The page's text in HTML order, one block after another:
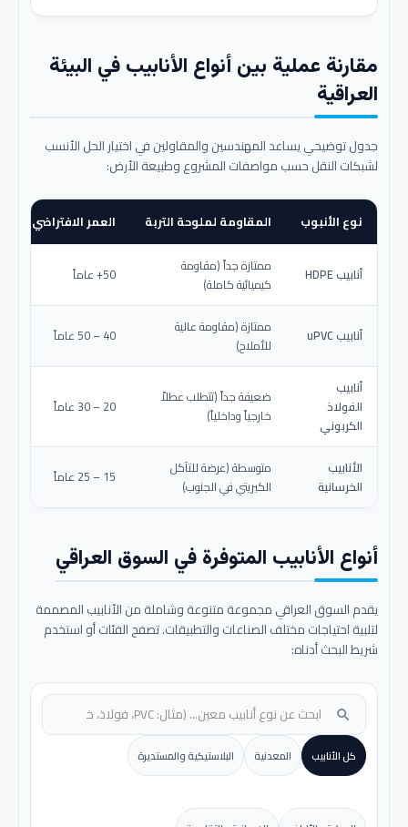
مقارنة عملية بين أنواع الأنابيب في البيئة
العراقية
جدول توضيحي يساعد المهندسين والمقاولين في اختيار الحل الأنسب
لشبكات النقل حسب مواصفات المشروع وطبيعة الأرض:
نوع الأنبوب المقاومة لملوحة التربة العمر الافتراضي
أنابيب HDPE
ممتازة جداً (مقاومة
كيميائية كاملة)
50+ عاماً
أنابيب uPVC
ممتازة (مقاومة عالية
للأملاح)
40 – 50 عاماً
أنابيب
الفولاذ
الكربوني
ضعيفة جداً (تتطلب عطلاً
خارجياً وداخلياً)
20 – 30 عاماً
الأنابيب
الخرسانية
متوسطة (عرضة للتآكل
الكبريتي في الجنوب)
15 – 25 عاماً
أنواع الأنابيب المتوفرة في السوق العراقي
يقدم السوق العراقي مجموعة متنوعة وشاملة من الأنابيب المصممة
لتلبية احتياجات مختلف الصناعات والتطبيقات. تصفح الفئات أو استخدم
شريط البحث أدناه:
search
كل الأنابيب المعدنية البلاستيكية والمستديرة